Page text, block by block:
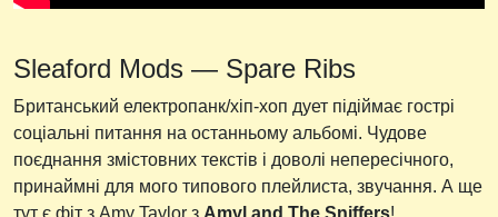
Sleaford Mods — Spare Ribs
Британський електропанк/хіп-хоп дует підіймає гострі
соціальні питання на останньому альбомі. Чудове
поєднання змістовних текстів і доволі непересічного,
принаймні для мого типового плейлиста, звучання. А ще
тут є фіт з Amy Taylor з Amyl and The Sniffers!